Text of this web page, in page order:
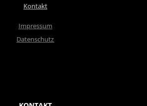
Kontakt
Impressum
Datenschutz